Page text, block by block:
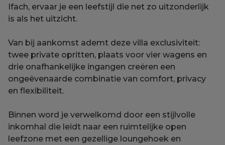
Ifach, ervaar je een leefstijl die net zo uitzonderlijk
is als het uitzicht.
Van bij aankomst ademt deze villa exclusiviteit:
twee private opritten, plaats voor vier wagens en
drie onafhankelijke ingangen creëren een
ongeëvenaarde combinatie van comfort, privacy
en flexibiliteit.
Binnen word je verwelkomd door een stijlvolle
inkomhal die leidt naar een ruimtelijke open
leefzone met een gezellige loungehoek en